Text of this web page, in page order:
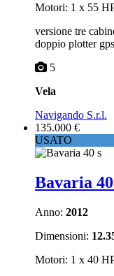
Motori: 1 x 55
versione tre
doppio plotter gps
5
Vela
Navigando S.r.l.
135.000 €
USATO
Bavaria
Anno: 2012
Dimensioni:
Motori: 1 x 40